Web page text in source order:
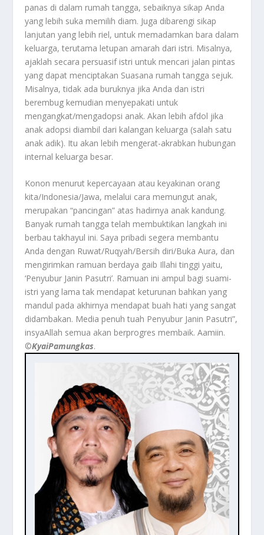
panas di dalam rumah tangga, sebaiknya sikap Anda
yang lebih suka memilih diam. Juga dibarengi sikap
lanjutan yang lebih riel, untuk memadamkan bara dalam
keluarga, terutama letupan amarah dari istri. Misalnya,
ajaklah secara persuasif istri untuk mencari jalan pintas
yang dapat menciptakan Suasana rumah tangga sejuk.
Misalnya, tidak ada buruknya jika Anda dan istri
berembug kemudian menyepakati untuk
mengangkat/mengadopsi anak. Akan lebih afdol jika
anak adopsi diambil dari kalangan keluarga (salah satu
anak adik). Itu akan lebih mengerat-akrabkan hubungan
internal keluarga besar.
Konon menurut kepercayaan atau keyakinan orang
kita/Indonesia/Jawa, melalui cara memungut anak,
merupakan “pancingan” atas hadirnya anak kandung.
Banyak rumah tangga telah membuktikan langkah ini
berbau takhayul ini. Saya pribadi segera membantu
Anda dengan Ruwat/Ruqyah/Bersih diri/Buka Aura, dan
mengirimkan ramuan berdaya gaib Illahi tinggi yaitu,
‘Penyubur Janin Pasutri’. Ramuan ini ampul bagi suami-
istri yang lama tak mendapat keturunan bahkan yang
mandul pada akhirnya mendapat buah hati yang sangat
didambakan. Media penuh tuah Penyubur Janin Pasutri”,
insyaAllah semua akan berprogres membaik. Aamiin.
©️KyaiPamungkas.